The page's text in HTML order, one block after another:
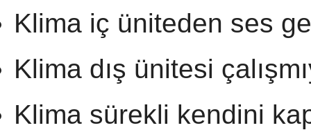
Klima iç üniteden ses
Klima dış ünitesi
Klima sürekli kendini